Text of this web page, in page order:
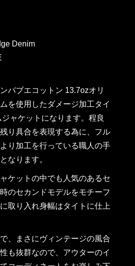
Denim
バブエコットン 13.7ozオリ
を使用したダメージ加工タイ
ャケットになります。程良
り具合を表現する為に、フル
り加工を行っている職人の手
なります。
ケットの中でも人気のあるセ
のセカンドモデルをモチーフ
取り入れ身幅はタイトに仕上
、まさにヴィンテージの風合
も抜群なので、アウターのイ